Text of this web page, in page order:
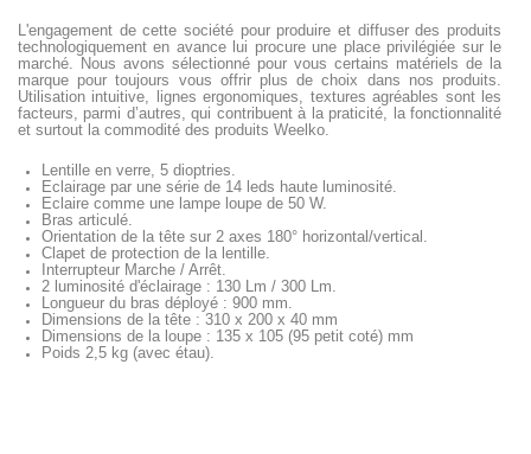
L'engagement de cette société pour produire et diffuser des produits
technologiquement en avance lui procure une place privilégiée sur le
marché. Nous avons sélectionné pour vous certains matériels de la
marque pour toujours vous offrir plus de choix dans nos produits.
Utilisation intuitive, lignes ergonomiques, textures agréables sont les
facteurs, parmi d’autres, qui contribuent à la praticité, la fonctionnalité
et surtout la commodité des produits Weelko.
Lentille en verre, 5 dioptries.
Eclairage par une série de 14 leds haute luminosité.
Eclaire comme une lampe loupe de 50 W.
Bras articulé.
Orientation de la tête sur 2 axes 180° horizontal/vertical.
Clapet de protection de la lentille.
Interrupteur Marche / Arrêt.
2 luminosité d'éclairage : 130 Lm / 300 Lm.
Longueur du bras déployé : 900 mm.
Dimensions de la tête : 310 x 200 x 40 mm
Dimensions de la loupe : 135 x 105 (95 petit coté) mm
Poids 2,5 kg (avec étau).